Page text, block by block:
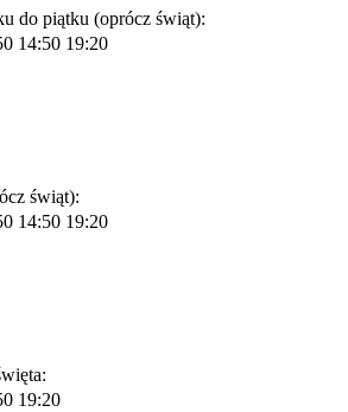
do piątku (oprócz świąt):
14:50 19:20
świąt):
14:50 19:20
19:20